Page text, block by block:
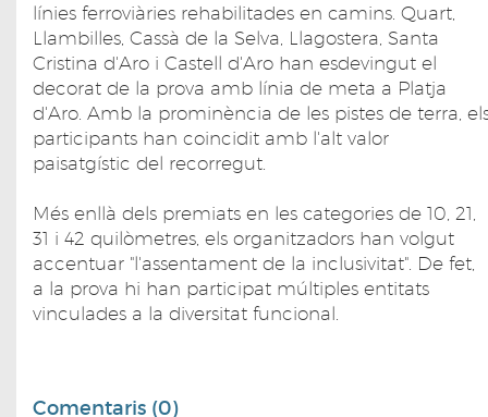
línies ferroviàries rehabilitades en camins. Quart,
Llambilles, Cassà de la Selva, Llagostera, Santa
Cristina d'Aro i Castell d'Aro han esdevingut el
decorat de la prova amb línia de meta a Platja
d'Aro. Amb la prominència de les pistes de terra,
participants han coincidit amb l'alt valor
paisatgístic del recorregut.
Més enllà dels premiats en les categories de 10, 21,
31 i 42 quilòmetres, els organitzadors han volgut
accentuar "l'assentament de la inclusivitat". De fet,
a la prova hi han participat múltiples entitats
vinculades a la diversitat funcional.
Comentaris (0)